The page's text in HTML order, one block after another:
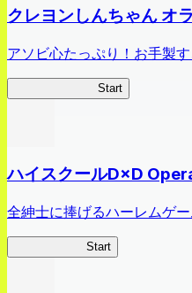
クレヨンしんちゃん オ
アソビ心たっぷり！お手製
Start
ハイスクールD×D
全紳士に捧げるハーレムゲ
Start